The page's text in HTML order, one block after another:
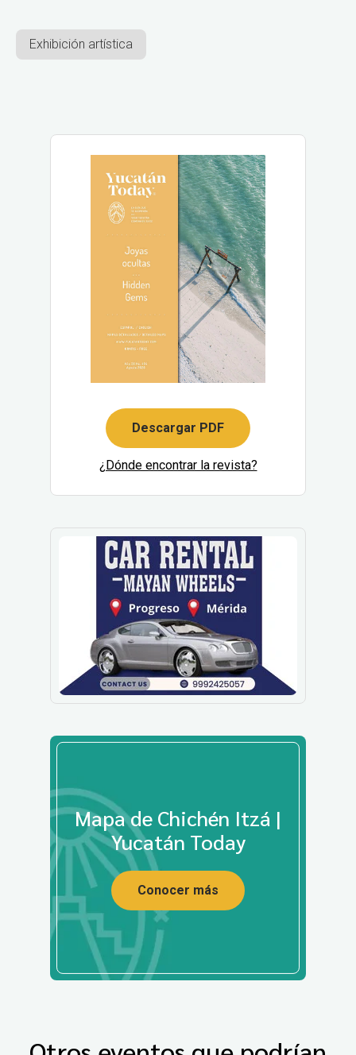
Exhibición artística
Descargar PDF
¿Dónde encontrar la revista?
Mapa de Chichén Itzá |
Yucatán Today
Conocer más